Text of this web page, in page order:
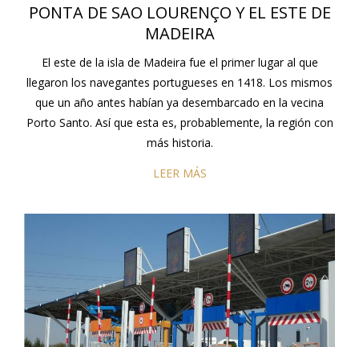
PONTA DE SAO LOURENÇO Y EL ESTE DE
MADEIRA
El este de la isla de Madeira fue el primer lugar al que
llegaron los navegantes portugueses en 1418. Los mismos
que un año antes habían ya desembarcado en la vecina
Porto Santo. Así que esta es, probablemente, la región con
más historia.
LEER MÁS